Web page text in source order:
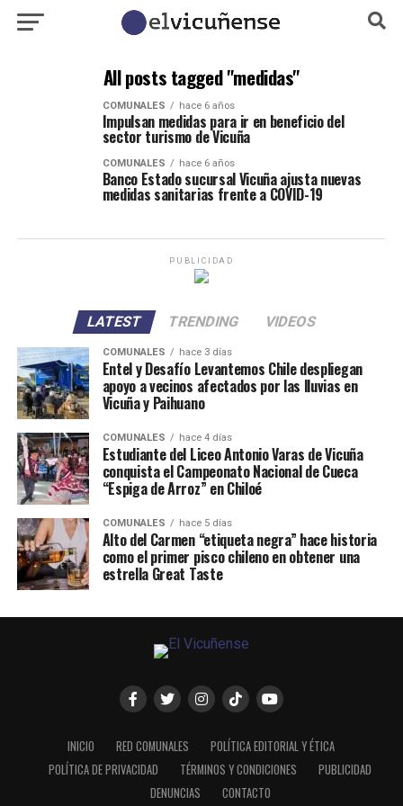
All posts tagged "medidas"
COMUNALES hace 6 años
Impulsan medidas para ir en beneficio del
sector turismo de Vicuña
COMUNALES hace 6 años
Banco Estado sucursal Vicuña ajusta nuevas
medidas sanitarias frente a COVID-19
PUBLICIDAD
LATEST TRENDING VIDEOS
COMUNALES hace 3 días
Entel y Desafío Levantemos Chile despliegan
apoyo a vecinos afectados por las lluvias en
Vicuña y Paihuano
COMUNALES hace 4 días
Estudiante del Liceo Antonio Varas de Vicuña
conquista el Campeonato Nacional de Cueca
“Espiga de Arroz” en Chiloé
COMUNALES hace 5 días
Alto del Carmen “etiqueta negra” hace historia
como el primer pisco chileno en obtener una
estrella Great Taste
INICIO RED COMUNALES
POLÍTICA EDITORIAL Y ÉTICA
POLÍTICA DE PRIVACIDAD
TÉRMINOS Y CONDICIONES
PUBLICIDAD
DENUNCIAS
CONTACTO